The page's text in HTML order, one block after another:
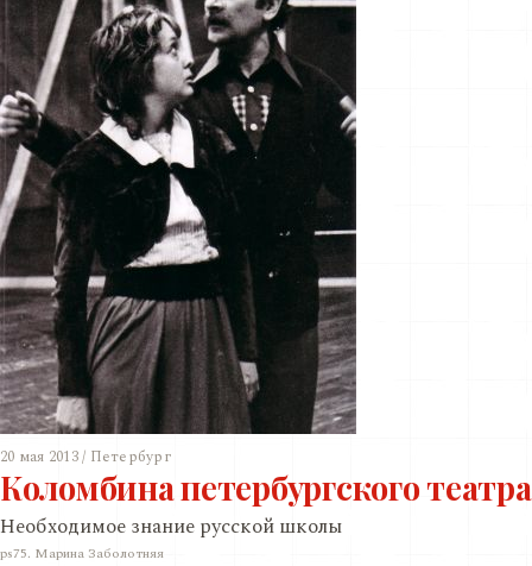
20 мая 2013 / Петербург
Коломбина петербургского театра
Необходимое знание русской школы
ps75. Марина Заболотняя